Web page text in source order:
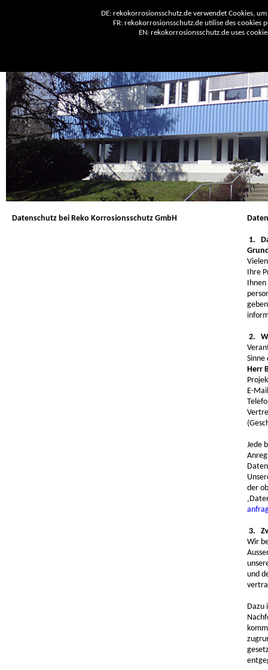
Datenschutz bei Reko Korrosionsschutz GmbH
1.
Ihre
2.
Sinne
Herr
E-
Jede
der
3.
Wir
und
Dazu
DE: rekokorrosionsschutz.de verwendet Cookies,
FR: rekokorrosionsschutz.de utilise des cookies
EN: rekokorrosionsschutz.de uses